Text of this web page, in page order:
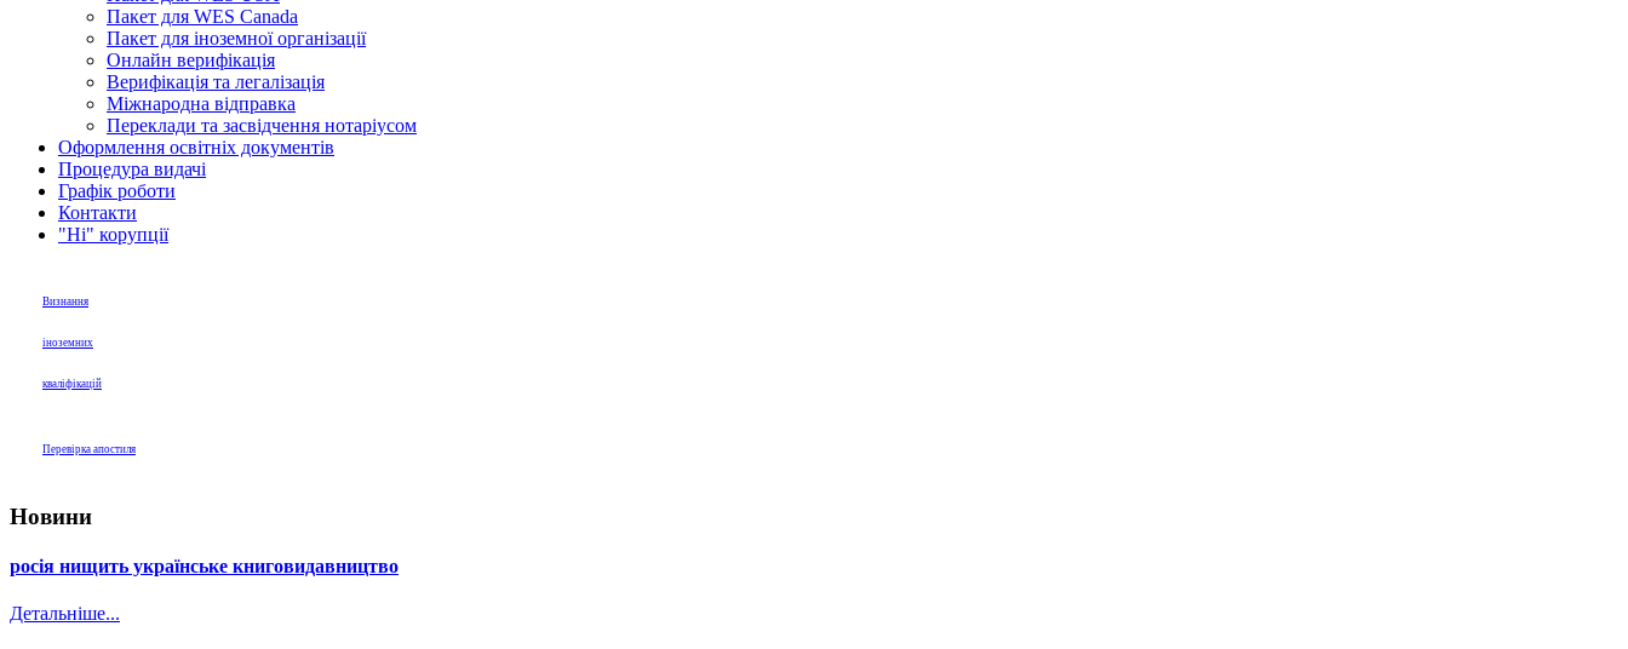
Пакет для WES Canada
Пакет для іноземної організації
Онлайн верифікація
Верифікація та легалізація
Міжнародна відправка
Переклади та засвідчення нотаріусом
Оформлення освітніх документів
Процедура видачі
Графік роботи
Контакти
"Ні" корупції
Визнання
іноземних
кваліфікацій
Перевірка апостиля
Новини
росія нищить українське книговидавництво
Детальніше...